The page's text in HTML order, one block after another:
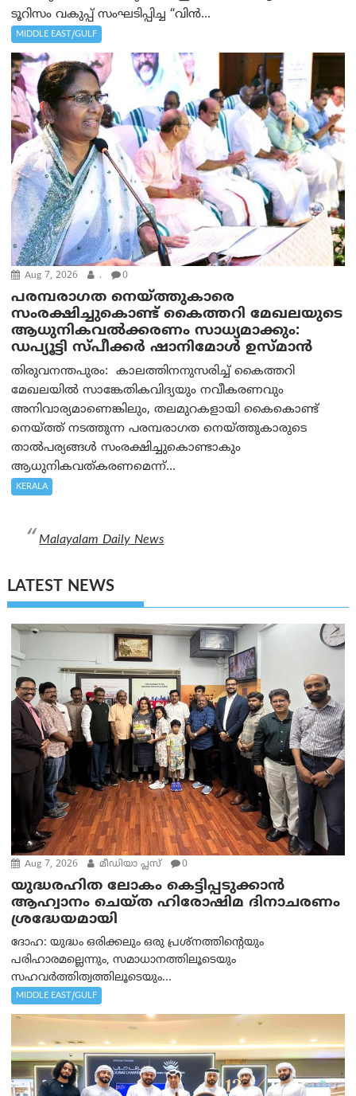
ടൂറിസം വകുപ്പ് സംഘടിപ്പിച്ച “വിൻ...
MIDDLE EAST/GULF
Aug 7, 2026 . 0
പരമ്പരാഗത നെയ്ത്തുകാരെ
സംരക്ഷിച്ചുകൊണ്ട് കൈത്തറി മേഖലയുടെ
ആധുനികവൽക്കരണം സാധ്യമാക്കും:
ഡപ്യൂട്ടി സ്പീക്കർ ഷാനിമോൾ ഉസ്മാൻ
തിരുവനന്തപുരം: കാലത്തിനനുസരിച്ച് കൈത്തറി
മേഖലയിൽ സാങ്കേതികവിദ്യയും നവീകരണവും
അനിവാര്യമാണെങ്കിലും, തലമുറകളായി കൈകൊണ്ട്
നെയ്ത്ത് നടത്തുന്ന പരമ്പരാഗത നെയ്ത്തുകാരുടെ
താൽപര്യങ്ങൾ സംരക്ഷിച്ചുകൊണ്ടാകും
ആധുനികവത്കരണമെന്ന്...
KERALA
Malayalam Daily News
LATEST NEWS
Aug 7, 2026 മീഡിയാ പ്ലസ് 0
യുദ്ധരഹിത ലോകം കെട്ടിപ്പടുക്കാന്‍
ആഹ്വാനം ചെയ്ത ഹിരോഷിമ ദിനാചരണം
ശ്രദ്ധേയമായി
ദോഹ: യുദ്ധം ഒരിക്കലും ഒരു പ്രശ്‌നത്തിന്റെയും
പരിഹാരമല്ലെന്നും, സമാധാനത്തിലൂടെയും
സഹവര്‍ത്തിത്വത്തിലൂടെയും...
MIDDLE EAST/GULF